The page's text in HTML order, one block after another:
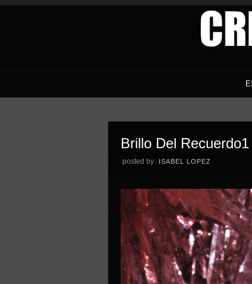
Brillo Del Recuerdo1
posted by ISABEL LOPEZ